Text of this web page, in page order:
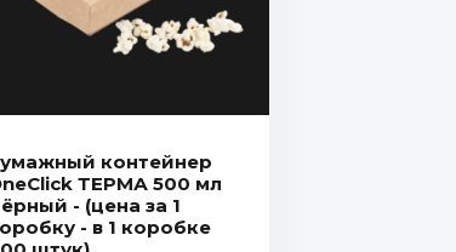
контейнер
ТЕРМА 500 мл
- (цена за 1
- в 1 коробке